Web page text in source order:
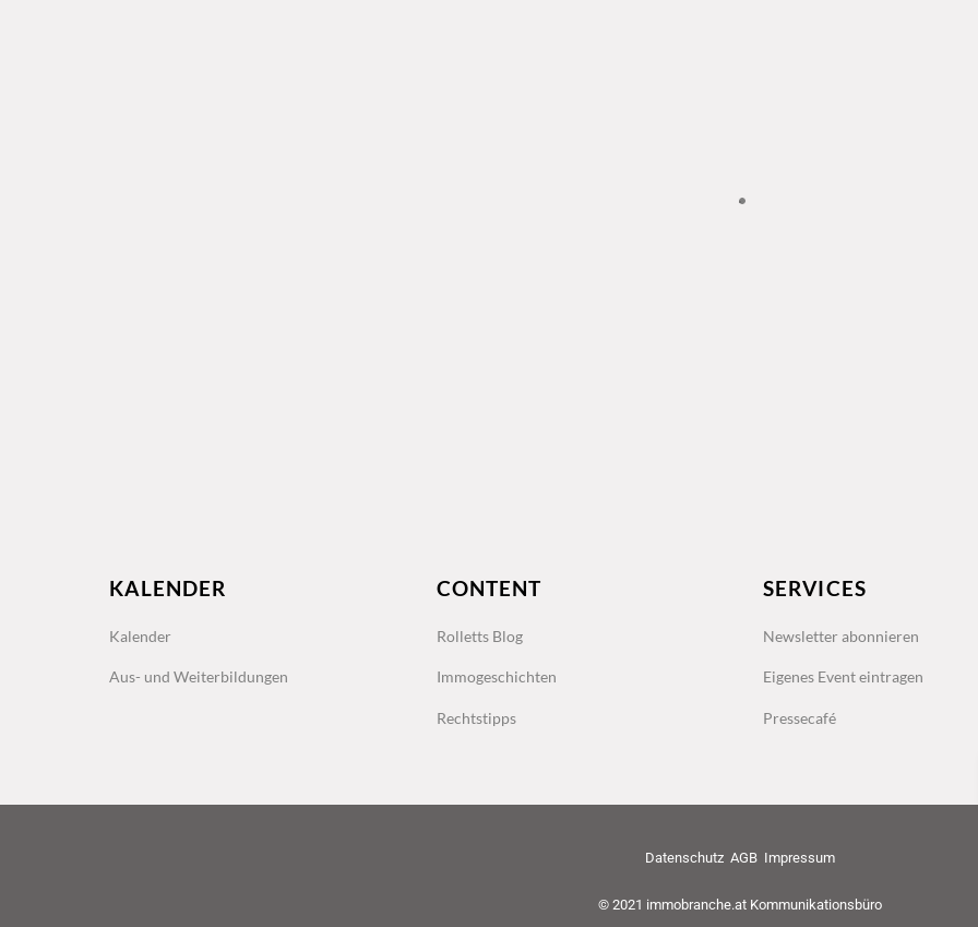
KALENDER
Kalender
Aus- und Weiterbildungen
CONTENT
Rolletts Blog
Immogeschichten
Rechtstipps
SERVICES
Newsletter abonnieren
Eigenes Event eintragen
Pressecafé
Datenschutz AGB Impressum
© 2021 immobranche.at Kommunikationsbüro